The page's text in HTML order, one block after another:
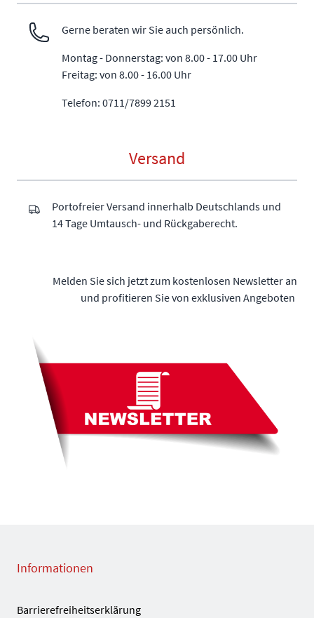
Gerne beraten wir Sie auch persönlich.
Montag - Donnerstag: von 8.00 - 17.00 Uhr
Freitag: von 8.00 - 16.00 Uhr
Telefon: 0711/7899 2151
Versand
Portofreier Versand innerhalb Deutschlands und
14 Tage Umtausch- und Rückgaberecht.
Melden Sie sich jetzt zum kostenlosen Newsletter an
und profitieren Sie von exklusiven Angeboten
Informationen
Barrierefreiheitserklärung